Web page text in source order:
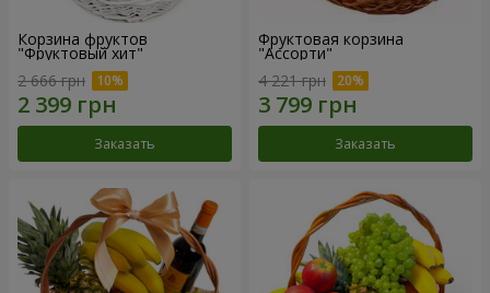
Корзина фруктов
"Фруктовый хит"
2 666 грн
Заказать
Фруктовая корзина
"Ассорти"
4 221 грн
Заказать